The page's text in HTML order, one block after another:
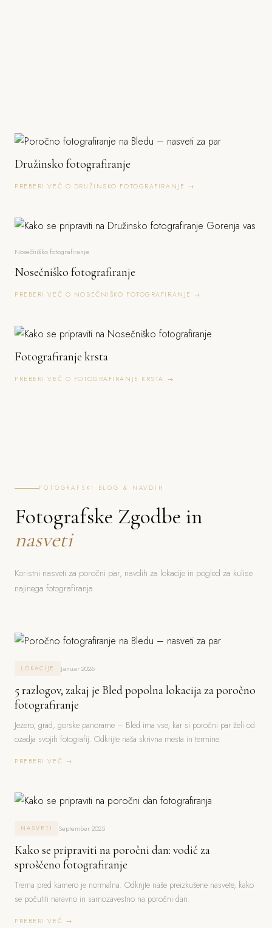
Družinsko fotografiranje
PREBERI VEČ O DRUŽINSKO FOTOGRAFIRANJE →
Nosečniško fotografiranje
Nosečniško fotografiranje
PREBERI VEČ O NOSEČNIŠKO FOTOGRAFIRANJE →
Fotografiranje krsta
PREBERI VEČ O FOTOGRAFIRANJE KRSTA →
FOTOGRAFSKI BLOG & NAVDIH
Fotografske Zgodbe in
nasveti
Koristni nasveti za poročni par, navdih za lokacije in pogled za kulise
najinega fotografiranja.
LOKACIJE Januar 2026
5 razlogov, zakaj je Bled popolna lokacija za poročno
fotografiranje
Jezero, grad, gorske panorame – Bled ima vse, kar si poročni par želi od
ozadja svojih fotografij. Odkrijte naša skrivna mesta in termine.
PREBERI VEČ →
NASVETI September 2025
Kako se pripraviti na poročni dan: vodič za
sproščeno fotografiranje
Trema pred kamero je normalna. Odkrijte naše preizkušene nasvete, kako
se počutiti naravno in samozavestno na poročni dan.
PREBERI VEČ →